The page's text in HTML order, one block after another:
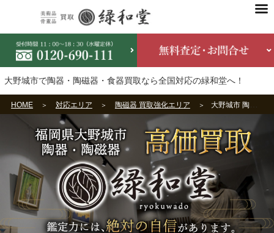
大野城市で陶器・陶磁器・食器買取なら全国対応の緑和堂へ！
HOME 対応エリア 陶磁器 買取強化エリア 大野城市 陶器・食器買取